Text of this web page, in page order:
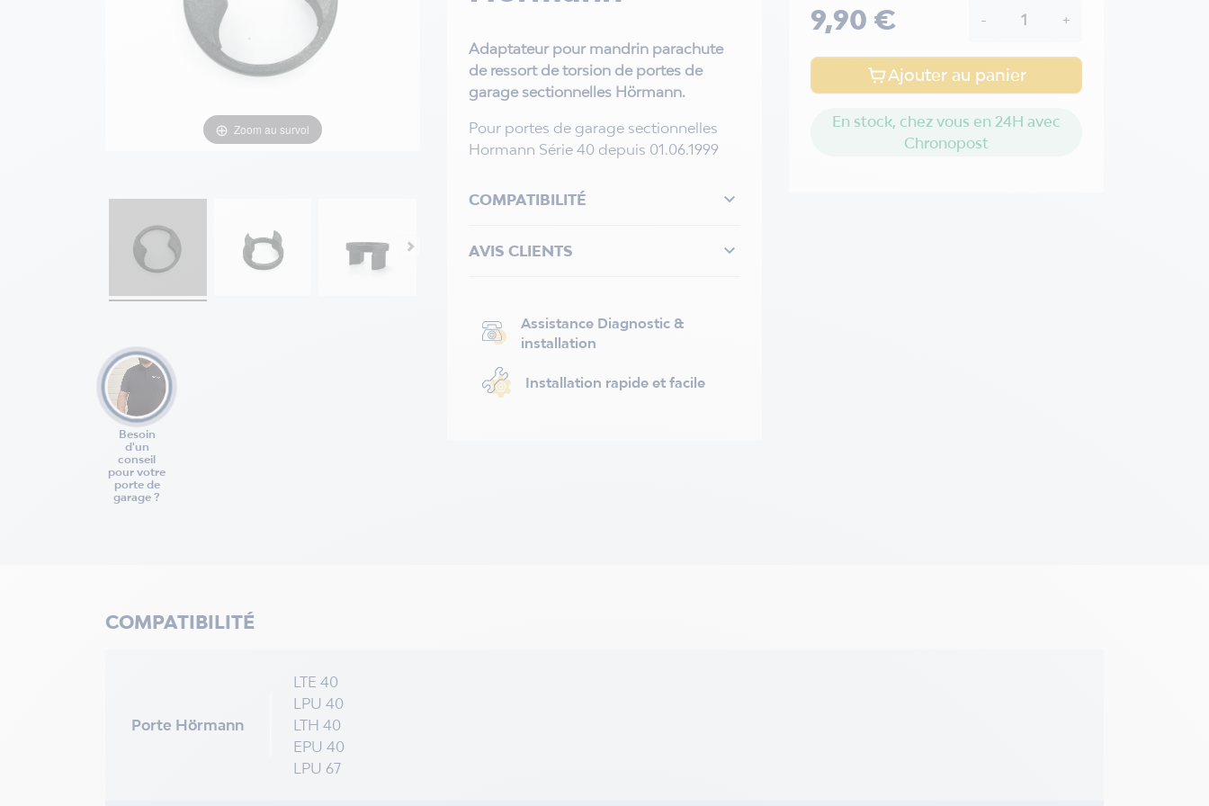
Zoom au survol
Besoin
d'un
conseil
pour votre
porte de
garage ?
Adaptateur pour mandrin parachute
de ressort de torsion de portes de
garage sectionnelles Hörmann.
Pour portes de garage sectionnelles
Hormann Série 40 depuis 01.06.1999
COMPATIBILITÉ 
AVIS CLIENTS 
Assistance Diagnostic &
installation
Installation rapide et facile
9,90 € - +
Ajouter au panier
En stock, chez vous en 24H avec
Chronopost
COMPATIBILITÉ
Porte Hörmann
LTE 40
LPU 40
LTH 40
EPU 40
LPU 67